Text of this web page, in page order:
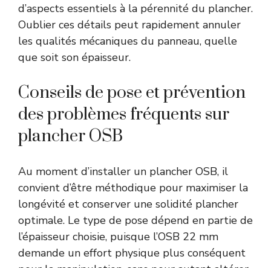
d’aspects essentiels à la pérennité du plancher.
Oublier ces détails peut rapidement annuler
les qualités mécaniques du panneau, quelle
que soit son épaisseur.
Conseils de pose et prévention
des problèmes fréquents sur
plancher OSB
Au moment d’installer un plancher OSB, il
convient d’être méthodique pour maximiser la
longévité et conserver une solidité plancher
optimale. Le type de pose dépend en partie de
l’épaisseur choisie, puisque l’OSB 22 mm
demande un effort physique plus conséquent